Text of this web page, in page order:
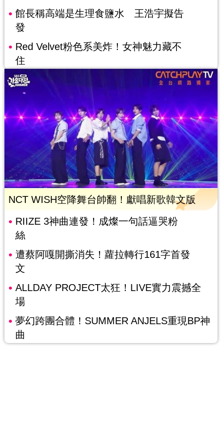
館長稱高端是生理食鹽水 王浩宇擬告
發
Red Velvet粉色系美炸！女神魅力藏不
住
NCT WISH空降舞台帥翻！獻唱新歌韓文版
RIIZE 3神曲連發！成燦一句話逼哭粉
絲
遭蔡阿嘎開撕消失！蘿拉轉行161字首發
文
ALLDAY PROJECT太狂！LIVE實力震撼全
場
夢幻跨團合體！SUMMER ANJELS重現BP神
曲